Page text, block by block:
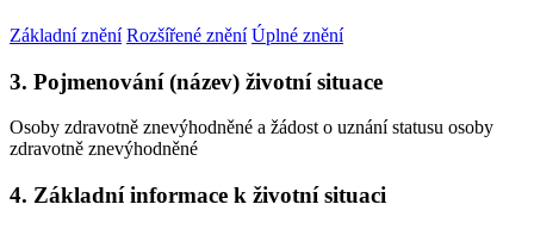
Základní znění Rozšířené znění Úplné znění
3. Pojmenování (název) životní situace
Osoby zdravotně znevýhodněné a žádost o uznání statusu osoby
zdravotně znevýhodněné
4. Základní informace k životní situaci